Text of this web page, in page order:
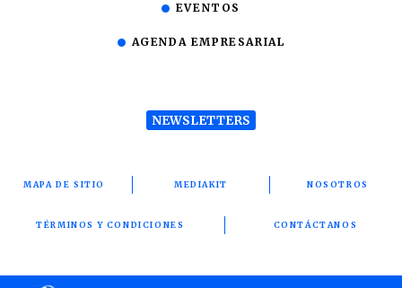
EVENTOS
AGENDA EMPRESARIAL
NEWSLETTERS
MAPA DE SITIO MEDIAKIT NOSOTROS
TÉRMINOS Y CONDICIONES CONTÁCTANOS